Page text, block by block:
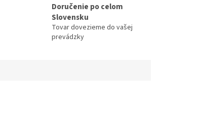
Doručenie po celom
Slovensku
Tovar dovezieme do vašej
prevádzky